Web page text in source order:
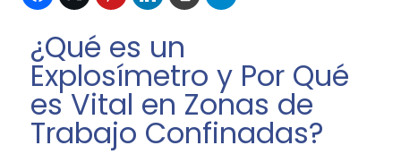
¿Qué es un
Explosímetro y Por Qué
es Vital en Zonas de
Trabajo Confinadas?